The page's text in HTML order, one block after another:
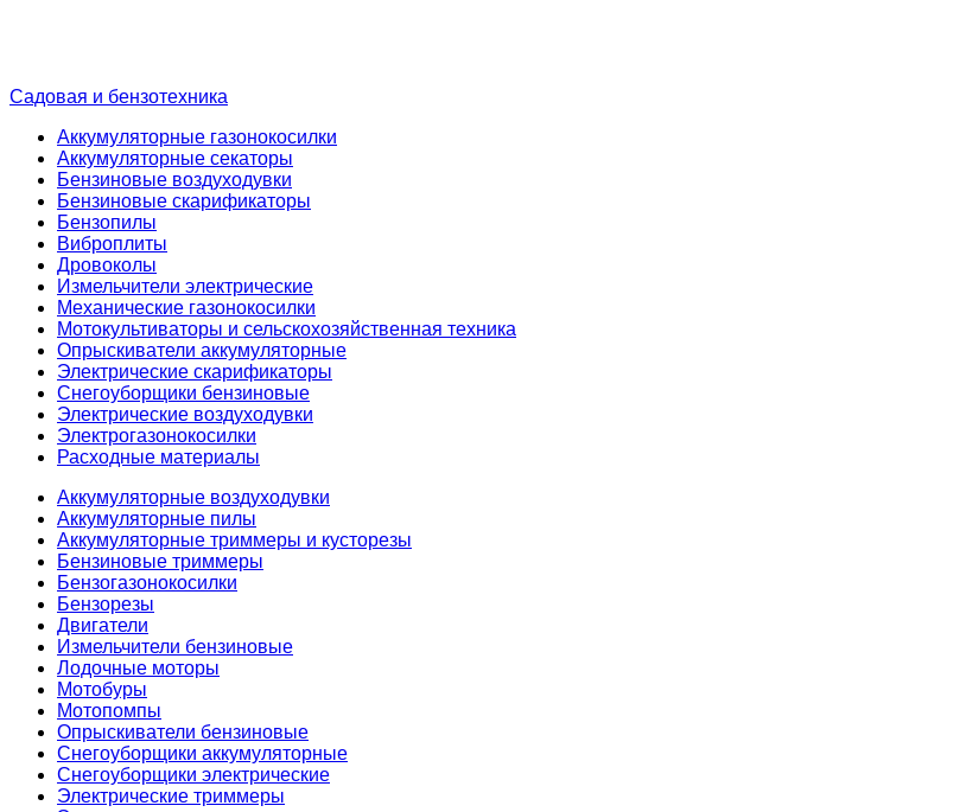
Садовая и бензотехника
Аккумуляторные газонокосилки
Аккумуляторные секаторы
Бензиновые воздуходувки
Бензиновые скарификаторы
Бензопилы
Виброплиты
Дровоколы
Измельчители электрические
Механические газонокосилки
Мотокультиваторы и сельскохозяйственная техника
Опрыскиватели аккумуляторные
Электрические скарификаторы
Снегоуборщики бензиновые
Электрические воздуходувки
Электрогазонокосилки
Расходные материалы
Аккумуляторные воздуходувки
Аккумуляторные пилы
Аккумуляторные триммеры и кусторезы
Бензиновые триммеры
Бензогазонокосилки
Бензорезы
Двигатели
Измельчители бензиновые
Лодочные моторы
Мотобуры
Мотопомпы
Опрыскиватели бензиновые
Снегоуборщики аккумуляторные
Снегоуборщики электрические
Электрические триммеры